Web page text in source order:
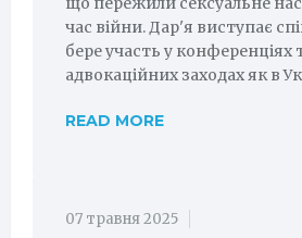
час війни. Дар'я виступає
бере участь у конференціях
адвокаційних заходах як в Ук
READ MORE
07 травня 2025